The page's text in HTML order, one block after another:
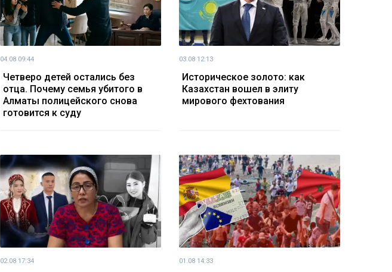
04.08 09:44
Четверо детей остались без
отца. Почему семья убитого в
Алматы полицейского снова
готовится к суду
03.08 12:13
Историческое золото: как
Казахстан вошел в элиту
мирового фехтования
02.08 17:34 01.08 14:33